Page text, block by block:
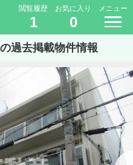
閲覧履歴
1
お気に入り
0
メニュー
過去掲載物件情報